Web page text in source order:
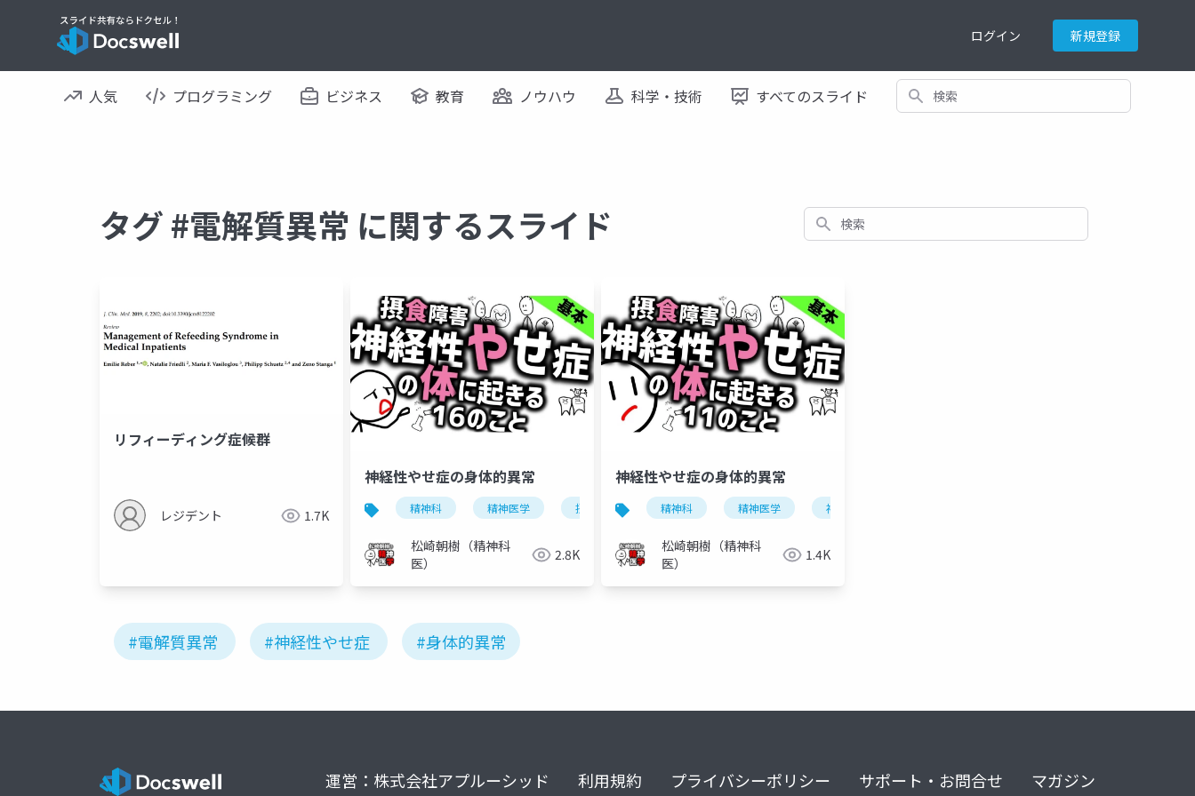
ログイン 新規登録
人気 プログラミング ビジネス 教育 ノウハウ 科学・技術 すべてのスライド 検索
タグ #電解質異常 に関するスライド 検索
リフィーディング症候群
レジデント 1.7K
神経性やせ症の身体的異常
精神科 精神医学 摂食障害 神経性やせ症 神経性食思不振症
松崎朝樹（精神科
医）
2.8K
神経性やせ症の身体的異常
精神科 精神医学 神経性やせ症
松崎朝樹（精神科
医）
1.4K
#電解質異常 #神経性やせ症 #身体的異常
運営：株式会社アプルーシッド 利用規約 プライバシーポリシー サポート・お問合せ マガジン